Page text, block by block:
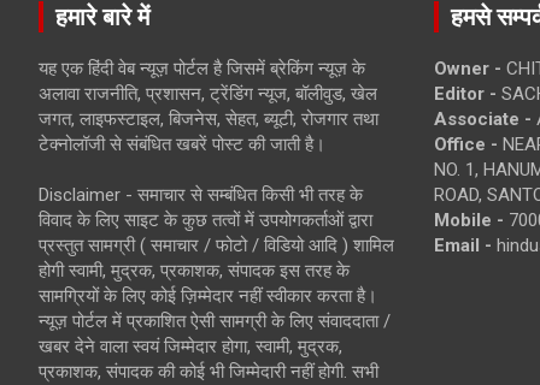
हमारे बारे में
यह एक हिंदी वेब न्यूज़ पोर्टल है जिसमें ब्रेकिंग न्यूज़ के
अलावा राजनीति, प्रशासन, ट्रेंडिंग न्यूज, बॉलीवुड, खेल
जगत, लाइफस्टाइल, बिजनेस, सेहत, ब्यूटी, रोजगार तथा
टेक्नोलॉजी से संबंधित खबरें पोस्ट की जाती है।
Disclaimer - समाचार से सम्बंधित किसी भी तरह के
विवाद के लिए साइट के कुछ तत्वों में उपयोगकर्ताओं द्वारा
प्रस्तुत सामग्री ( समाचार / फोटो / विडियो आदि ) शामिल
होगी स्वामी, मुद्रक, प्रकाशक, संपादक इस तरह के
सामग्रियों के लिए कोई ज़िम्मेदार नहीं स्वीकार करता है।
न्यूज़ पोर्टल में प्रकाशित ऐसी सामग्री के लिए संवाददाता /
खबर देने वाला स्वयं जिम्मेदार होगा, स्वामी, मुद्रक,
प्रकाशक, संपादक की कोई भी जिम्मेदारी नहीं होगी. सभी
हमसे
Owner -
Editor -
Associate -
Office -
NO. 1,
ROAD,
Mobile -
Email -